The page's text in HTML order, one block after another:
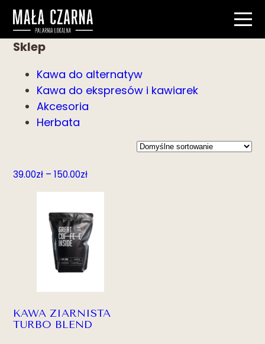
Sklep
Kawa do alternatyw
Kawa do ekspresów i kawiarek
Akcesoria
Herbata
39.00zł – 150.00złZakres
39.00zł
do
150.00zł
KAWA ZIARNISTA
TURBO BLEND